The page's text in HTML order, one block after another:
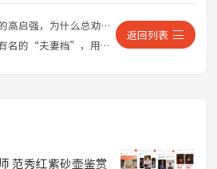
强，为什么总劝人喝茶？
档”，用紫砂谱写爱的千言万语
返回列表
范秀红紫砂壶鉴赏